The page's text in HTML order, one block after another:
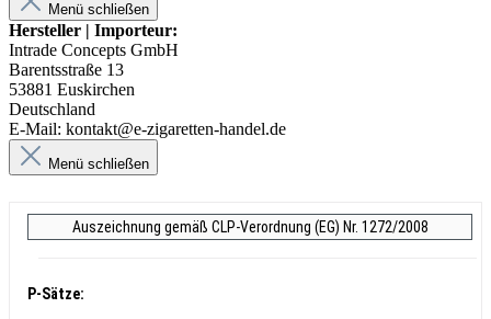
Menü schließen
Hersteller | Importeur:
Intrade Concepts GmbH
Barentsstraße 13
53881 Euskirchen
Deutschland
E-Mail: kontakt@e-zigaretten-handel.de
Menü schließen
Auszeichnung gemäß CLP-Verordnung (EG) Nr. 1272/2008
P-Sätze: